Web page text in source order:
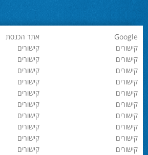
Google אתר הכנסת
קישורים קישורים
קישורים קישורים
קישורים קישורים
קישורים קישורים
קישורים קישורים
קישורים קישורים
קישורים קישורים
קישורים קישורים
קישורים קישורים
קישורים קישורים